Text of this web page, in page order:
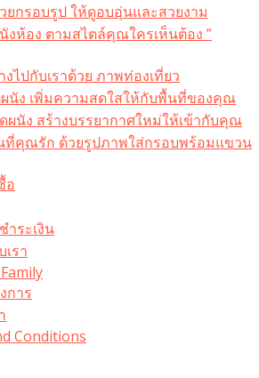
ยกรอบรูป ให้ดูอบอุ่นและสวยงาม
งห้อง ตามสไตล์คุณใครเห็นต้อง ”
ไปกับเราด้วย ภาพท่องเที่ยว
นัง เพิ่มความสดใสให้กับพื้นที่ของคุณ
ผนัง สร้างบรรยากาศใหม่ให้เข้ากับคุณ
ที่คุณรัก ด้วยรูปภาพใส่กรอบพร้อมแขวน​
อ
ำระเงิน
รา
การ
Conditions